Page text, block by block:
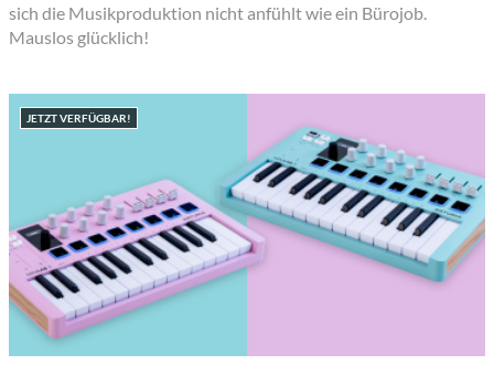
sich die Musikproduktion nicht anfühlt wie ein Bürojob.
Mauslos glücklich!
JETZT VERFÜGBAR!